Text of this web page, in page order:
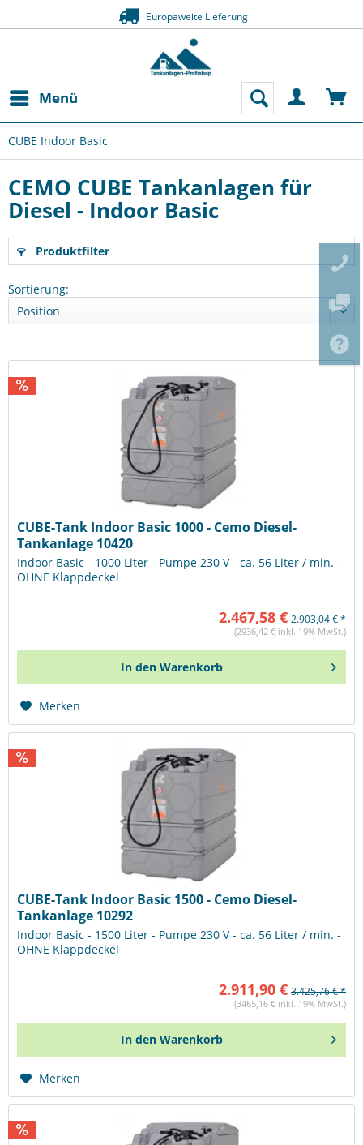
Europaweite Lieferung
Menü
CUBE Indoor Basic
CEMO CUBE Tankanlagen für
Diesel - Indoor Basic
Produktfilter
Sortierung:
CUBE-Tank Indoor Basic 1000 - Cemo Diesel-
Tankanlage 10420
Indoor Basic - 1000 Liter - Pumpe 230 V - ca. 56 Liter / min. -
OHNE Klappdeckel
2.467,58 € 2.903,04 € *
(2936,42 € inkl. 19% MwSt.)
In den Warenkorb
Merken
CUBE-Tank Indoor Basic 1500 - Cemo Diesel-
Tankanlage 10292
Indoor Basic - 1500 Liter - Pumpe 230 V - ca. 56 Liter / min. -
OHNE Klappdeckel
2.911,90 € 3.425,76 € *
(3465,16 € inkl. 19% MwSt.)
In den Warenkorb
Merken